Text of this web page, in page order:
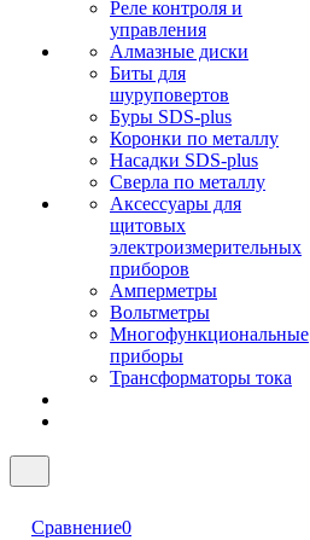
Реле контроля и
управления
Алмазные диски
Биты для
шуруповертов
Буры SDS-plus
Коронки по металлу
Насадки SDS-plus
Сверла по металлу
Аксессуары для
щитовых
электроизмерительных
приборов
Амперметры
Вольтметры
Многофункциональные
приборы
Трансформаторы тока
Сравнение0